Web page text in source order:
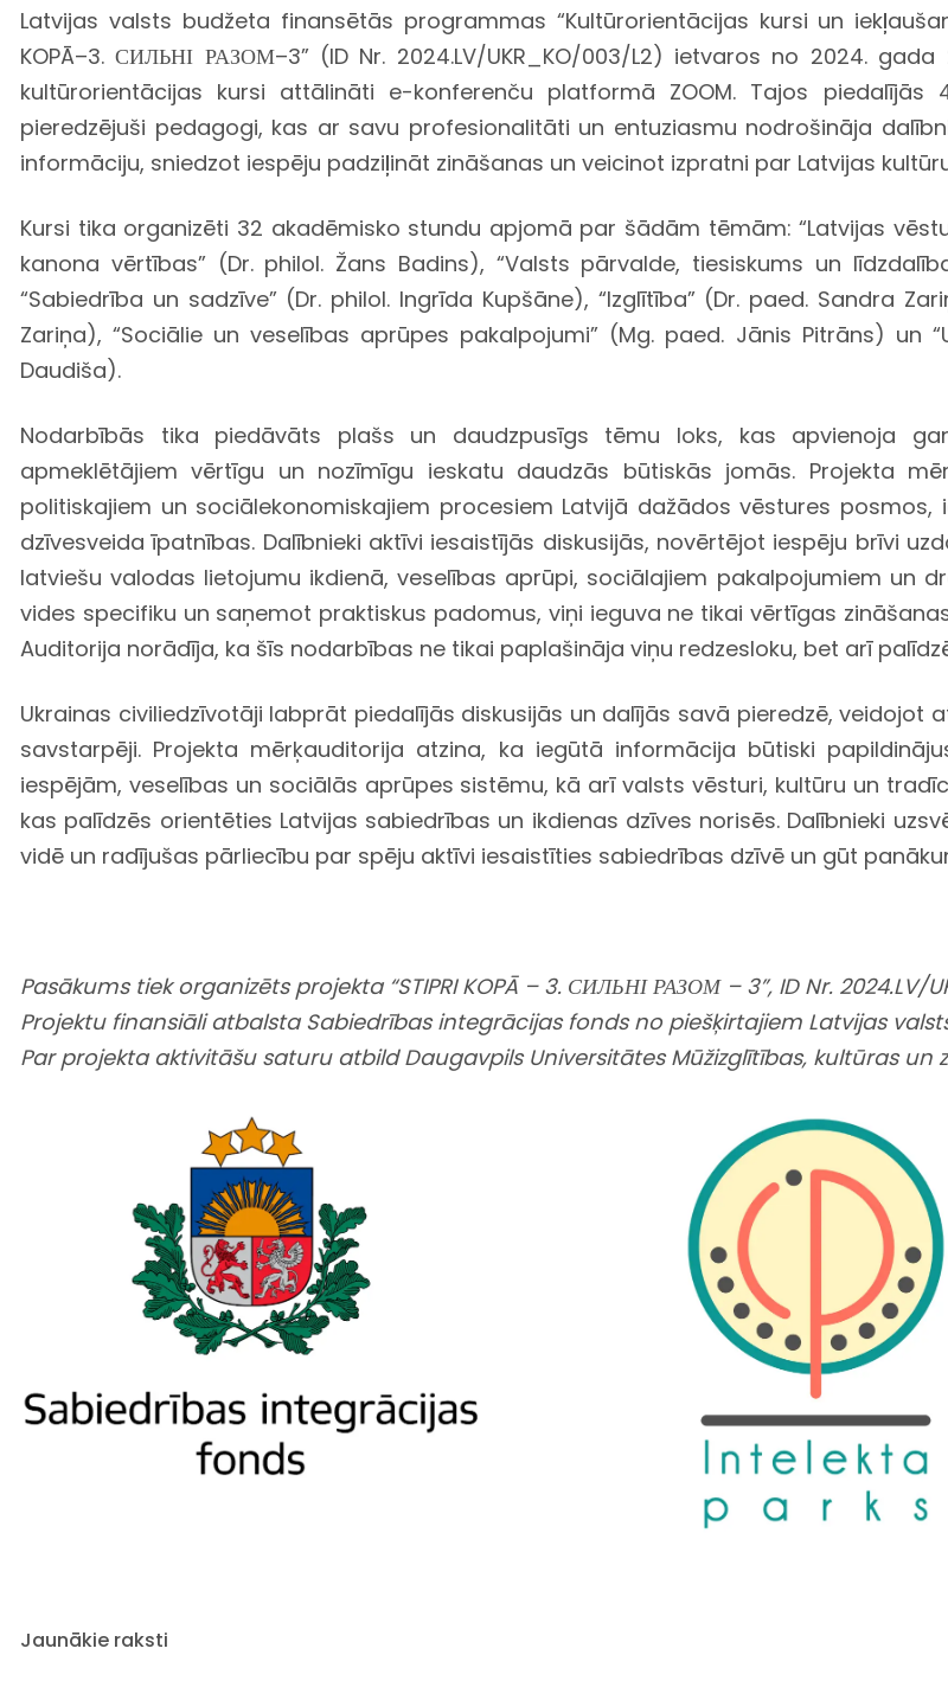
Latvijas valsts budžeta finansētās programmas “Kultūrorientācijas kursi un
KOPĀ–3. СИЛЬНІ РАЗОМ–3” (ID Nr. 2024.LV/UKR_KO/003/L2) ietvaros no 2024.
kultūrorientācijas kursi attālināti e-konferenču platformā ZOOM. Tajos piedalījās
pieredzējuši pedagogi, kas ar savu profesionalitāti un entuziasmu nodrošināja
informāciju, sniedzot iespēju padziļināt zināšanas un veicinot izpratni par Latvijas
Kursi tika organizēti 32 akadēmisko stundu apjomā par šādām tēmām: “Latvijas
kanona vērtības” (Dr. philol. Žans Badins), “Valsts pārvalde, tiesiskums un
“Sabiedrība un sadzīve” (Dr. philol. Ingrīda Kupšāne), “Izglītība” (Dr. paed. Sandra
Zariņa), “Sociālie un veselības aprūpes pakalpojumi” (Mg. paed. Jānis Pitrāns) un
Daudiša).
Nodarbībās tika piedāvāts plašs un daudzpusīgs tēmu loks, kas apvienoja
apmeklētājiem vērtīgu un nozīmīgu ieskatu daudzās būtiskās jomās. Projekta
politiskajiem un sociālekonomiskajiem procesiem Latvijā dažādos vēstures
dzīvesveida īpatnības. Dalībnieki aktīvi iesaistījās diskusijās, novērtējot iespēju brīvi
latviešu valodas lietojumu ikdienā, veselības aprūpi, sociālajiem pakalpojumiem un
vides specifiku un saņemot praktiskus padomus, viņi ieguva ne tikai vērtīgas
Auditorija norādīja, ka šīs nodarbības ne tikai paplašināja viņu redzesloku, bet arī
Ukrainas civiliedzīvotāji labprāt piedalījās diskusijās un dalījās savā pieredzē,
savstarpēji. Projekta mērķauditorija atzina, ka iegūtā informācija būtiski
iespējām, veselības un sociālās aprūpes sistēmu, kā arī valsts vēsturi, kultūru un
kas palīdzēs orientēties Latvijas sabiedrības un ikdienas dzīves norisēs. Dalībnieki
vidē un radījušas pārliecību par spēju aktīvi iesaistīties sabiedrības dzīvē un gūt
Pasākums tiek organizēts projekta “STIPRI KOPĀ – 3. СИЛЬНІ РАЗОМ – 3”, ID Nr. 2024.LV/
Projektu finansiāli atbalsta Sabiedrības integrācijas fonds no piešķirtajiem Latvijas
Par projekta aktivitāšu saturu atbild Daugavpils Universitātes Mūžizglītības, kultūras un
Jaunākie raksti